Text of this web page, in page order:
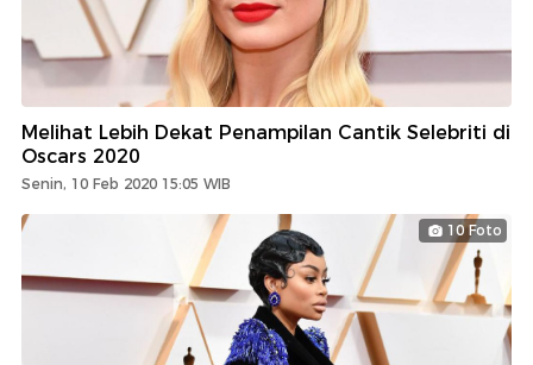
Melihat Lebih Dekat Penampilan Cantik Selebriti di
Oscars 2020
Senin, 10 Feb 2020 15:05 WIB
10 Foto